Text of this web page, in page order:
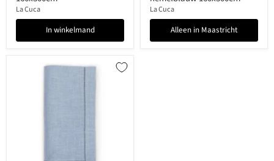
La Cuca
In winkelmand
La Cuca
Alleen in Maastricht